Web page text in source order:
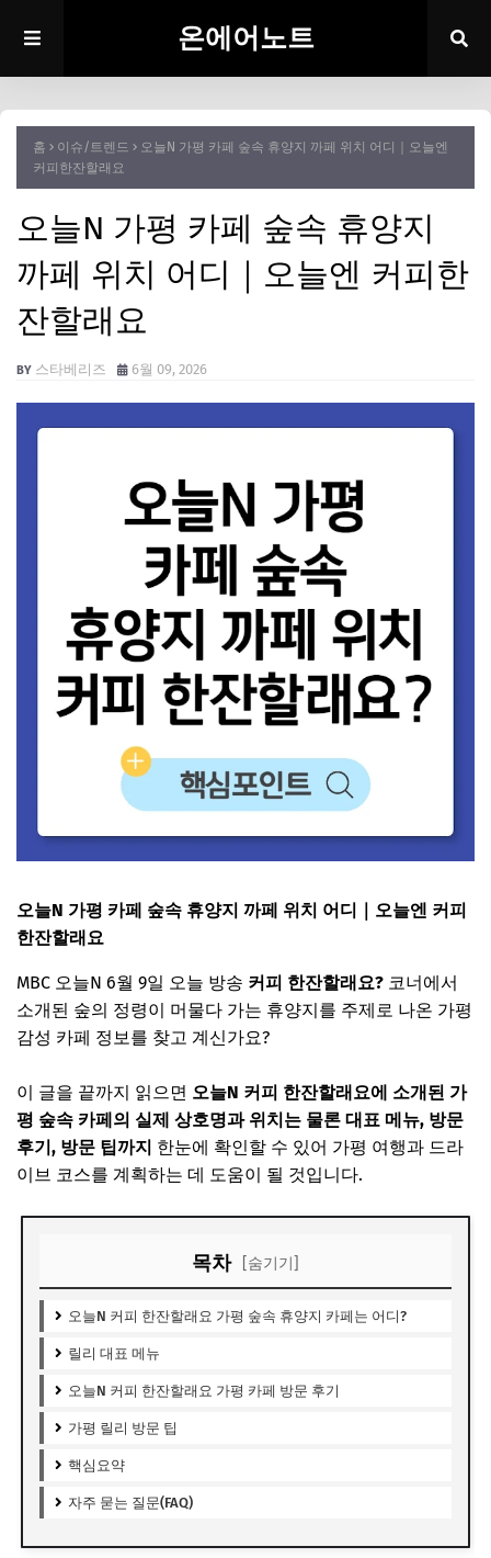
온에어노트
홈 이슈/트렌드
오늘N 가평 카페 숲속 휴양지 까페 위치 어디｜오늘엔
커피한잔할래요
오늘N 가평 카페 숲속 휴양지
까페 위치 어디｜오늘엔 커피한
잔할래요
스타베리즈 6월 09, 2026
오늘N 가평 카페 숲속 휴양지 까페 위치 어디｜오늘엔 커피
한잔할래요
MBC 오늘N 6월 9일 오늘 방송 커피 한잔할래요? 코너에서
소개된 숲의 정령이 머물다 가는 휴양지를 주제로 나온 가평
감성 카페 정보를 찾고 계신가요?
이 글을 끝까지 읽으면 오늘N 커피 한잔할래요에 소개된 가
평 숲속 카페의 실제 상호명과 위치는 물론 대표 메뉴, 방문
후기, 방문 팁까지 한눈에 확인할 수 있어 가평 여행과 드라
이브 코스를 계획하는 데 도움이 될 것입니다.
목차 [숨기기]
오늘N 커피 한잔할래요 가평 숲속 휴양지 카페는 어디?
릴리 대표 메뉴
오늘N 커피 한잔할래요 가평 카페 방문 후기
가평 릴리 방문 팁
핵심요약
자주 묻는 질문(FAQ)